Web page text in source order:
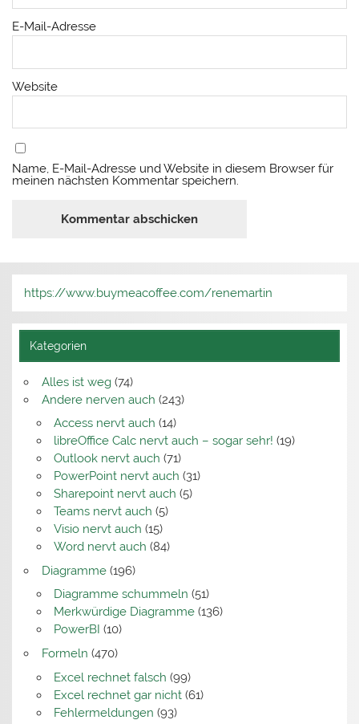
E-Mail-Adresse
Website
Name, E-Mail-Adresse und Website in diesem Browser für
meinen nächsten Kommentar speichern.
https://www.buymeacoffee.com/renemartin
Kategorien
Alles ist weg(74)
Andere nerven auch (243)
Access nervt auch (14)
libreOffice Calc nervt auch – sogar sehr! (19)
Outlook nervt auch (71)
PowerPoint nervt auch (31)
Sharepoint nervt auch (5)
Teams nervt auch (5)
Visio nervt auch (15)
Word nervt auch (84)
Diagramme(196)
Diagramme schummeln (51)
Merkwürdige Diagramme(136)
PowerBI (10)
Formeln (470)
Excel rechnet falsch (99)
Excel rechnet gar nicht(61)
Fehlermeldungen (93)